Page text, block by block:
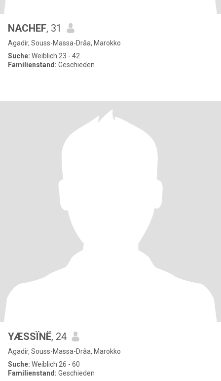
NACHEF, 31
Agadir, Souss-Massa-Drâa, Marokko
Suche: Weiblich 23 - 42
Familienstand: Geschieden
YÆSSÏNË, 24
Agadir, Souss-Massa-Drâa, Marokko
Suche: Weiblich 26 - 60
Familienstand: Geschieden